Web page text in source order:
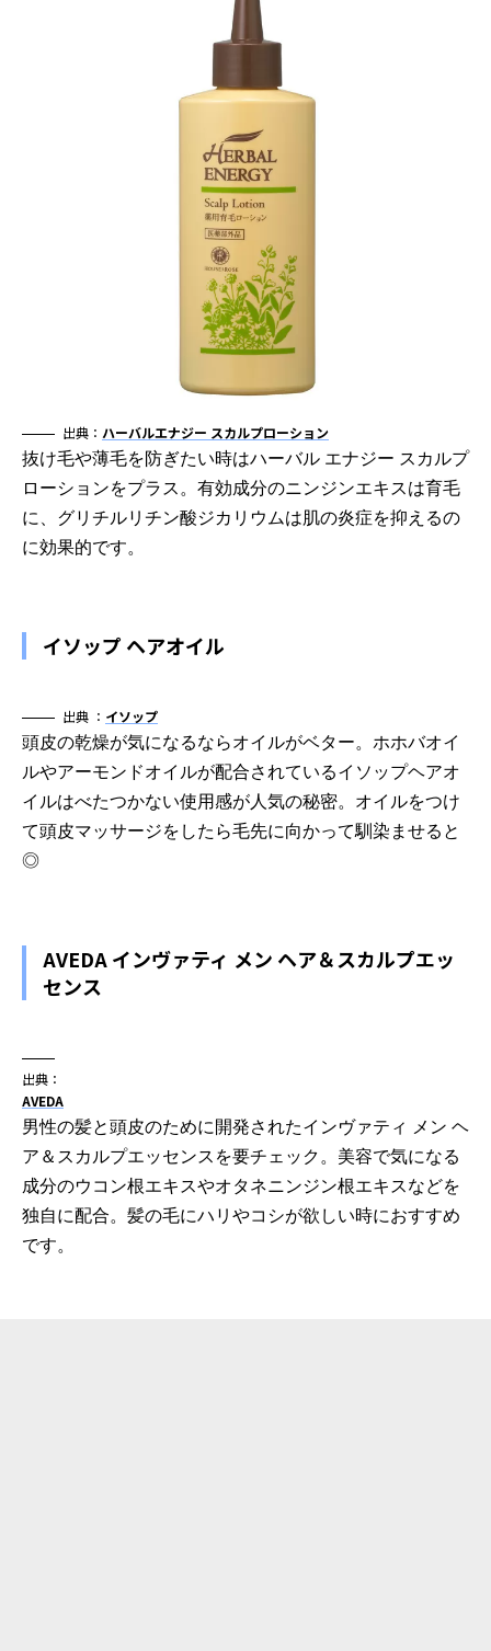
出典： ハーバルエナジー スカルプローション
抜け毛や薄毛を防ぎたい時はハーバル エナジー スカルプ
ローションをプラス。有効成分のニンジンエキスは育毛
に、グリチルリチン酸ジカリウムは肌の炎症を抑えるの
に効果的です。
イソップ ヘアオイル
出典 ： イソップ
頭皮の乾燥が気になるならオイルがベター。ホホバオイ
ルやアーモンドオイルが配合されているイソップヘアオ
イルはべたつかない使用感が人気の秘密。オイルをつけ
て頭皮マッサージをしたら毛先に向かって馴染ませると
◎
AVEDA インヴァティ メン ヘア＆スカルプエッ
センス
出典：
AVEDA
男性の髪と頭皮のために開発されたインヴァティ メン ヘ
ア＆スカルプエッセンスを要チェック。美容で気になる
成分のウコン根エキスやオタネニンジン根エキスなどを
独自に配合。髪の毛にハリやコシが欲しい時におすすめ
です。